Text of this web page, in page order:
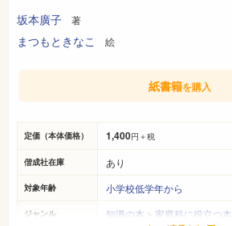
坂本廣子 著
まつもときなこ 絵
定価（本体価格） 1,400円＋税
偕成社在庫 あり
対象年齢 小学校低学年から
ジャンル 知識の本 > 家庭科に役立つ本
紙書籍を購入